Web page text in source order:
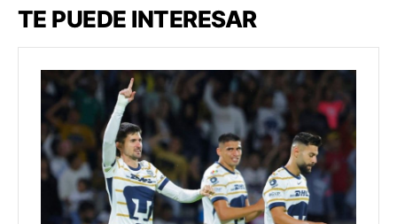
TE PUEDE INTERESAR